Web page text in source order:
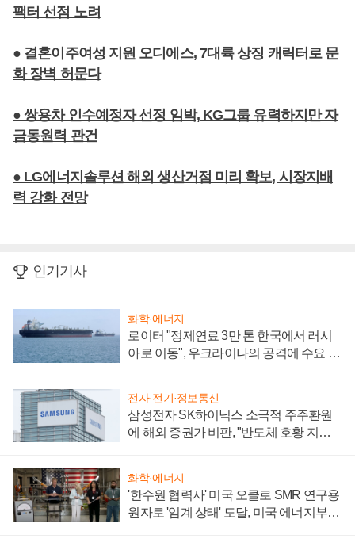
팩터 선점 노려
● 결혼이주여성 지원 오디에스, 7대륙 상징 캐릭터로 문
화 장벽 허문다
● 쌍용차 인수예정자 선정 임박, KG그룹 유력하지만 자
금동원력 관건
● LG에너지솔루션 해외 생산거점 미리 확보, 시장지배
력 강화 전망
인기기사
화학·에너지
로이터 "정제연료 3만 톤 한국에서 러시
아로 이동", 우크라이나의 공격에 수요 늘
전자·전기·정보통신
삼성전자 SK하이닉스 소극적 주주환원
에 해외 증권가 비판, "반도체 호황 지속
화학·에너지
'한수원 협력사' 미국 오클로 SMR 연구용
원자로 '임계 상태' 도달, 미국 에너지부